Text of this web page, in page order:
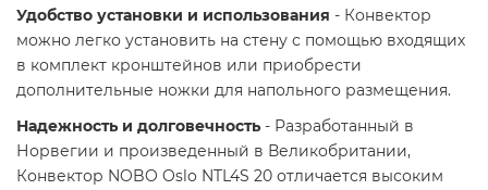
Удобство установки и использования - Конвектор
можно легко установить на стену с помощью входящих
в комплект кронштейнов или приобрести
дополнительные ножки для напольного размещения.
Надежность и долговечность - Разработанный в
Норвегии и произведенный в Великобритании,
Конвектор NOBO Oslo NTL4S 20 отличается высоким